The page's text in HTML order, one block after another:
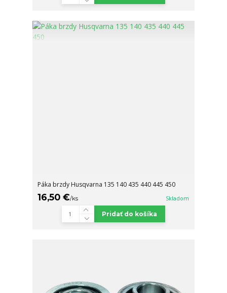
Páka brzdy Husqvarna 135 140 435 440 445 450
16,50 €/ks Skladom
Pridať do košíka